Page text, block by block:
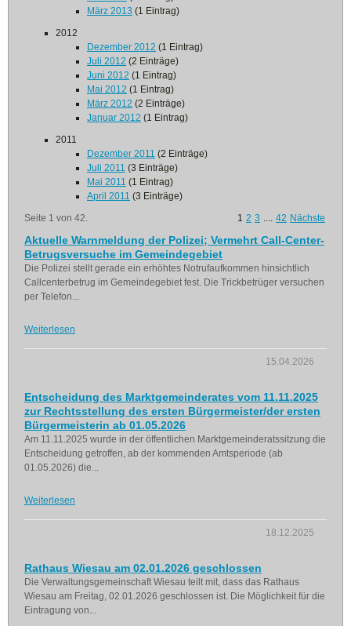
März 2013 (1 Eintrag)
2012
Dezember 2012 (1 Eintrag)
Juli 2012 (2 Einträge)
Juni 2012 (1 Eintrag)
Mai 2012 (1 Eintrag)
März 2012 (2 Einträge)
Januar 2012 (1 Eintrag)
2011
Dezember 2011 (2 Einträge)
Juli 2011 (3 Einträge)
Mai 2011 (1 Eintrag)
April 2011 (3 Einträge)
Seite 1 von 42.
1 2 3 .... 42 Nächste
Aktuelle Warnmeldung der Polizei; Vermehrt Call-Center-
Betrugsversuche im Gemeindegebiet
Die Polizei stellt gerade ein erhöhtes Notrufaufkommen hinsichtlich
Callcenterbetrug im Gemeindegebiet fest. Die Trickbetrüger versuchen
per Telefon...
Weiterlesen
15.04.2026
Entscheidung des Marktgemeinderates vom 11.11.2025
zur Rechtsstellung des ersten Bürgermeister/der ersten
Bürgermeisterin ab 01.05.2026
Am 11.11.2025 wurde in der öffentlichen Marktgemeinderatssitzung die
Entscheidung getroffen, ab der kommenden Amtsperiode (ab
01.05.2026) die...
Weiterlesen
18.12.2025
Rathaus Wiesau am 02.01.2026 geschlossen
Die Verwaltungsgemeinschaft Wiesau teilt mit, dass das Rathaus
Wiesau am Freitag, 02.01.2026 geschlossen ist. Die Möglichkeit für die
Eintragung von...